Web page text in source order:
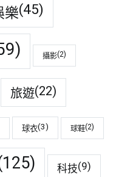
樂(45)
攝影(2)
旅遊(22)
球衣(3) 球鞋(2)
科技(9)